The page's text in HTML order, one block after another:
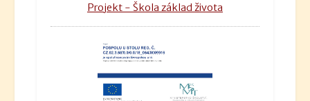
Projekt - Škola základ života